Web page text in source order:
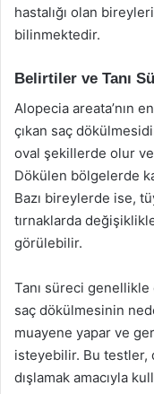
hastalığı olan
bilinmektedir.
Belirtiler ve Tanı
Alopecia areata’nın
çıkan saç
oval şekillerde olur
Dökülen bölgelerde
Bazı bireylerde ise,
tırnaklarda
görülebilir.
Tanı süreci genellikle
saç dökülmesinin
muayene yapar ve
isteyebilir. Bu testler,
dışlamak amacıyla